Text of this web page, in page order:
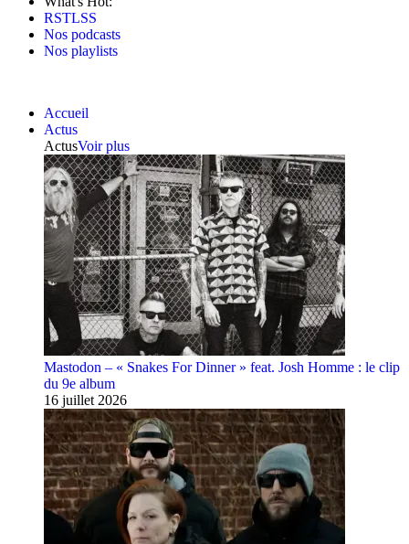
RSTLSS
Nos podcasts
Nos playlists
Accueil
Actus
ActusVoir plus
Mastodon – « Snakes For Dinner » feat. Josh Homme : le clip
du 9e album
16 juillet 2026